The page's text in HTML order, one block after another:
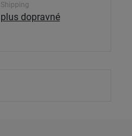
Shipping
plus dopravné